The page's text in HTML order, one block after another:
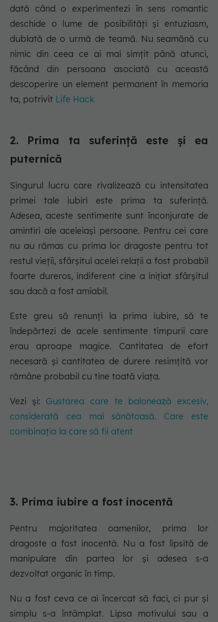
dată când o experimentezi în sens romantic
deschide o lume de posibilități și entuziasm,
dublată de o urmă de teamă. Nu seamănă cu
nimic din ceea ce ai mai simțit până atunci,
făcând din persoana asociată cu această
descoperire un element permanent în memoria
ta, potrivit Life Hack
2. Prima ta suferință este și ea
puternică
Singurul lucru care rivalizează cu intensitatea
primei tale iubiri este prima ta suferință.
Adesea, aceste sentimente sunt înconjurate de
amintiri ale aceleiași persoane. Pentru cei care
nu au rămas cu prima lor dragoste pentru tot
restul vieții, sfârșitul acelei relații a fost probabil
foarte dureros, indiferent cine a inițiat sfârșitul
sau dacă a fost amiabil.
Este greu să renunți la prima iubire, să te
îndepărtezi de acele sentimente timpurii care
erau aproape magice. Cantitatea de efort
necesară și cantitatea de durere resimțită vor
rămâne probabil cu tine toată viața.
Vezi și:Gustarea care te balonează excesiv,
considerată cea mai sănătoasă. Care este
combinația la care să fii atent
3. Prima iubire a fost inocentă
Pentru majoritatea oamenilor, prima lor
dragoste a fost inocentă. Nu a fost lipsită de
manipulare din partea lor și adesea s-a
dezvoltat organic în timp.
Nu a fost ceva ce ai încercat să faci, ci pur și
simplu s-a întâmplat. Lipsa motivului sau a